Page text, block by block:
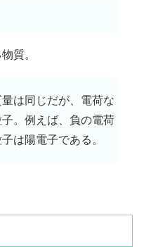
質。
は同じだが、電荷な
。例えば、負の電荷
は陽電子である。